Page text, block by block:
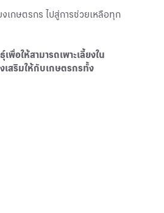
เกษตรกร ไปสู่การช่วยเหลือทุก
อให้สามารถเพาะเลี้ยงใน
เสริมให้กับเกษตรกรทั้ง